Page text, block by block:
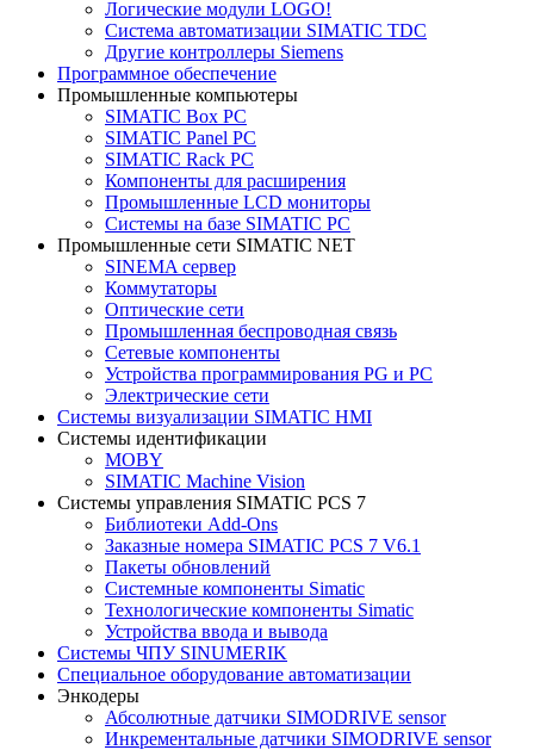
Логические модули LOGO!
Система автоматизации SIMATIC TDC
Другие контроллеры Siemens
Программное обеспечение
Промышленные компьютеры
SIMATIC Box PC
SIMATIC Panel PС
SIMATIC Rack PC
Компоненты для расширения
Промышленные LCD мониторы
Системы на базе SIMATIC PC
Промышленные сети SIMATIC NET
SINEMA сервер
Коммутаторы
Оптические сети
Промышленная беспроводная связь
Сетевые компоненты
Устройства программирования PG и PC
Электрические сети
Системы визуализации SIMATIC HMI
Системы идентификации
MOBY
SIMATIC Machine Vision
Системы управления SIMATIC PCS 7
Библиотеки Add-Ons
Заказные номера SIMATIC PCS 7 V6.1
Пакеты обновлений
Системные компоненты Simatic
Технологические компоненты Simatic
Устройства ввода и вывода
Системы ЧПУ SINUMERIK
Специальное оборудование автоматизации
Энкодеры
Абсолютные датчики SIMODRIVE sensor
Инкрементальные датчики SIMODRIVE sensor